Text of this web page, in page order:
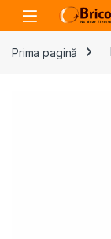
Skip to navigation
Skip to content
Open
Prima pagină